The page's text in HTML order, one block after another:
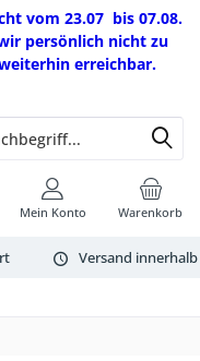
vom 23.07 bis 07.08.
persönlich nicht zu
erreichbar.
Versand
Warenkorb
Mein Konto